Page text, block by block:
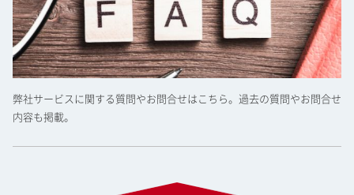
弊社サービスに関する質問やお問合せはこちら。過去の質問やお問合せ
内容も掲載。